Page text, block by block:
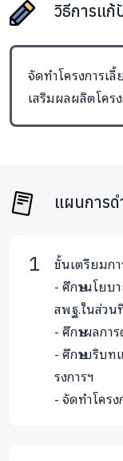
Targets
ประเภท จ
เยาวชน
นั
ร
อ
วิธีการแ
จัดทำโครงการเ
เสริมผลผลิตโคร
แผนการด
ขั้นเตรียมก
- ศึกษานโยบ
สพฐ.ในส่วน
- ศึกษาผลก
- ศึกษาบริบ
รงการฯ
- จัดทำโคร